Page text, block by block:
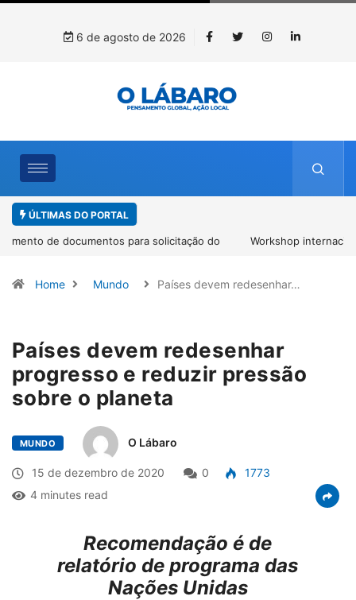
6 de agosto de 2026
ÚLTIMAS DO PORTAL
Workshop internacional debate futuro da piscicultura com
Home Mundo Países devem redesenhar…
Países devem redesenhar
progresso e reduzir pressão
sobre o planeta
MUNDO O Lábaro
15 de dezembro de 2020 0
1773
4 minutes read
Recomendação é de
relatório de programa das
Nações Unidas